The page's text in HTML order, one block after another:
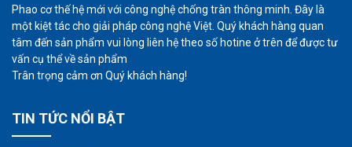
Phao cơ thế hệ mới với công nghệ chống tràn thông minh. Đây là
một kiệt tác cho giải pháp công nghệ Việt. Quý khách hàng quan
tâm đến sản phẩm vui lòng liên hệ theo số hotine ở trên để được tư
vấn cụ thể về sản phẩm
Trân trọng cảm ơn Quý khách hàng!
TIN TỨC NỔI BẬT